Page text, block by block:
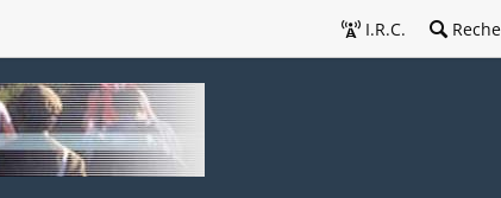
I.R.C.